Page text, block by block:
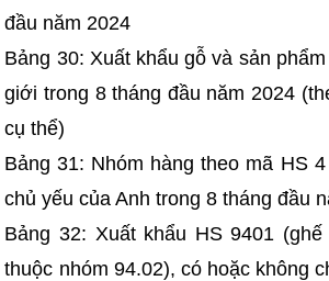
đầu năm 2024
Bảng 30: Xuất khẩu gỗ và sản
giới trong 8 tháng đầu năm 2024
cụ thể)
Bảng 31: Nhóm hàng theo mã HS
chủ yếu của Anh trong 8 tháng đầu
Bảng 32: Xuất khẩu HS 9401
thuộc nhóm 94.02), có hoặc không